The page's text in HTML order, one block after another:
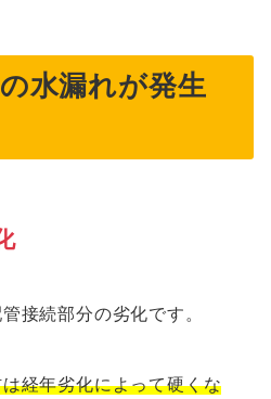
水漏れが発生
接続部分の劣化です。
経年劣化によって硬くな